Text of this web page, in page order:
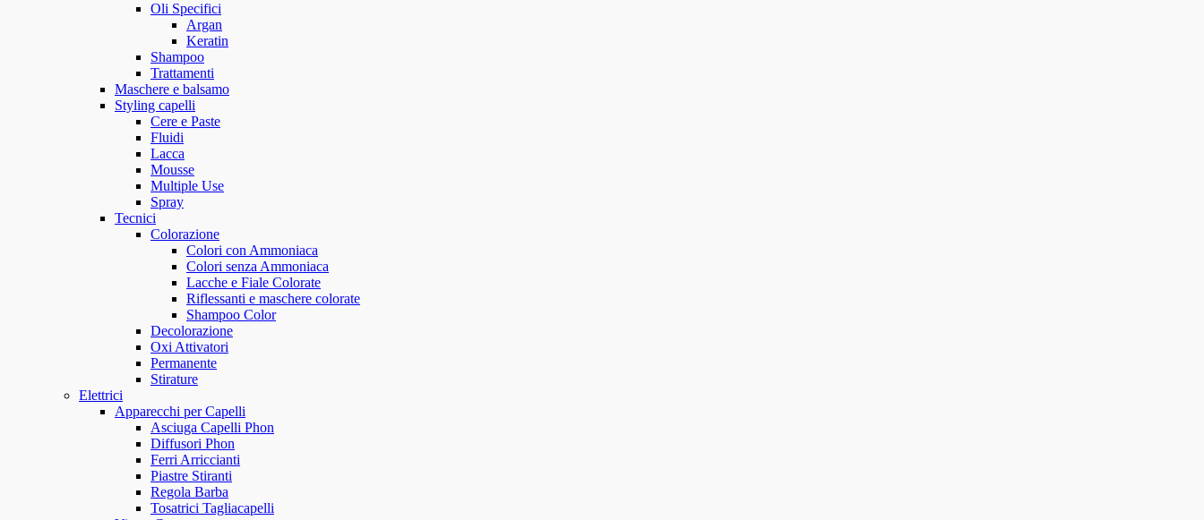
Oli Specifici
Argan
Keratin
Shampoo
Trattamenti
Maschere e balsamo
Styling capelli
Cere e Paste
Fluidi
Lacca
Mousse
Multiple Use
Spray
Tecnici
Colorazione
Colori con Ammoniaca
Colori senza Ammoniaca
Lacche e Fiale Colorate
Riflessanti e maschere colorate
Shampoo Color
Decolorazione
Oxi Attivatori
Permanente
Stirature
Elettrici
Apparecchi per Capelli
Asciuga Capelli Phon
Diffusori Phon
Ferri Arriccianti
Piastre Stiranti
Regola Barba
Tosatrici Tagliacapelli